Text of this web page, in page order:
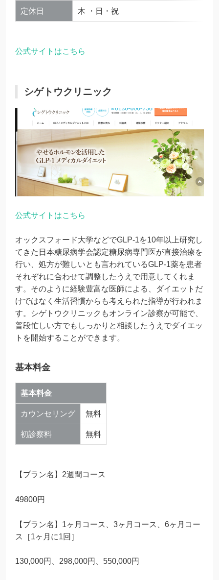
定休日 木 ・日・祝
公式サイトはこちら
シゲトウクリニック
公式サイトはこちら
オックスフォード大学などでGLP-1を10年以上研究し
てきた日本糖尿病学会認定糖尿病専門医が直接治療を
行い、処方が難しいとも言われているGLP-1薬を患者
それぞれに合わせて調整したうえで用意してくれま
す。そのように経験豊富な医師による、ダイエットだ
けではなく生活習慣からも考えられた指導が行われま
す。シゲトウクリニックもオンライン診察が可能で、
普段忙しい方でもしっかりと相談したうえでダイエッ
トを開始することができます。
基本料金
基本料金
カウンセリング 無料
初診察料 無料
【プラン名】2週間コース
49800円
【プラン名】 1ヶ月コース、3ヶ月コース、6ヶ月コー
ス［1ヶ月に1回］
130,000円、 298,000円、550,000円